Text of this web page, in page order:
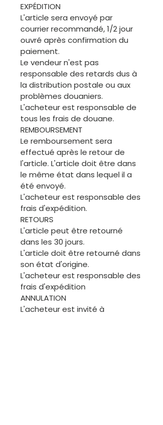
EXPÉDITION
L'article sera envoyé par
courrier recommandé, 1/2 jour
ouvré après confirmation du
paiement.
Le vendeur n'est pas
responsable des retards dus à
la distribution postale ou aux
problèmes douaniers.
L'acheteur est responsable de
tous les frais de douane.
REMBOURSEMENT
Le remboursement sera
effectué après le retour de
l'article. L'article doit être dans
le même état dans lequel il a
été envoyé.
L'acheteur est responsable des
frais d'expédition.
RETOURS
L'article peut être retourné
dans les 30 jours.
L'article doit être retourné dans
son état d'origine.
L'acheteur est responsable des
frais d'expédition
ANNULATION
L'acheteur est invité à